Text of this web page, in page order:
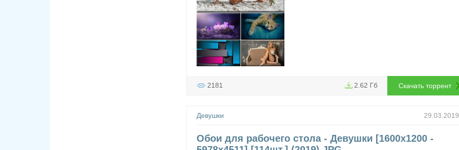
Скачать торрент
2181 2.62 Гб
Девушки 29.03.2019
Обои для рабочего стола - Девушки [1600x1200 -